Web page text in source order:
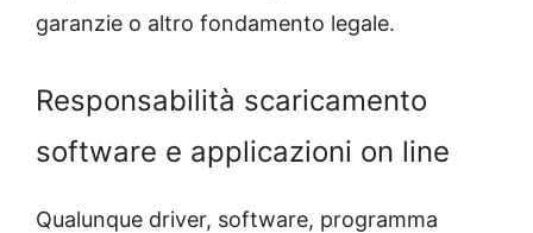
garanzie o altro fondamento legale.
Responsabilità scaricamento
software e applicazioni on line
Qualunque driver, software, programma